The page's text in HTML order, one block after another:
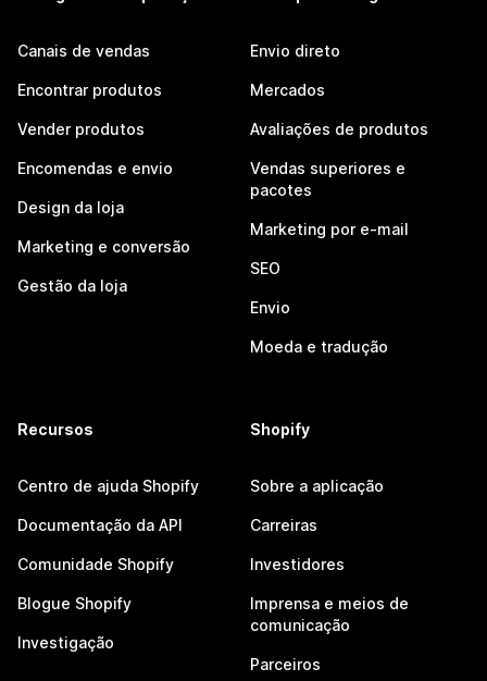
Canais de vendas
Encontrar produtos
Vender produtos
Encomendas e envio
Design da loja
Marketing e conversão
Gestão da loja
Envio direto
Mercados
Avaliações de produtos
Vendas superiores e
pacotes
Marketing por e-mail
SEO
Envio
Moeda e tradução
Recursos
Centro de ajuda Shopify
Documentação da API
Comunidade Shopify
Blogue Shopify
Investigação
Shopify
Sobre a aplicação
Carreiras
Investidores
Imprensa e meios de
comunicação
Parceiros